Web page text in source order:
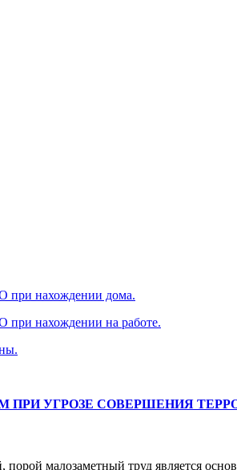
при нахождении дома.
при нахождении на работе.
УГРОЗЕ СОВЕРШЕНИЯ
малозаметный труд является